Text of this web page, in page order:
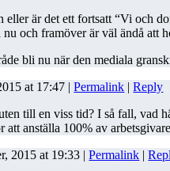
är det ett fortsatt “Vi och
och framöver är väl ändå att
bli nu när den mediala
at 17:47 |Permalink |Reply
till en viss tid? I så fall, vad
att anställa 100% av
2015 at 19:33 |Permalink |